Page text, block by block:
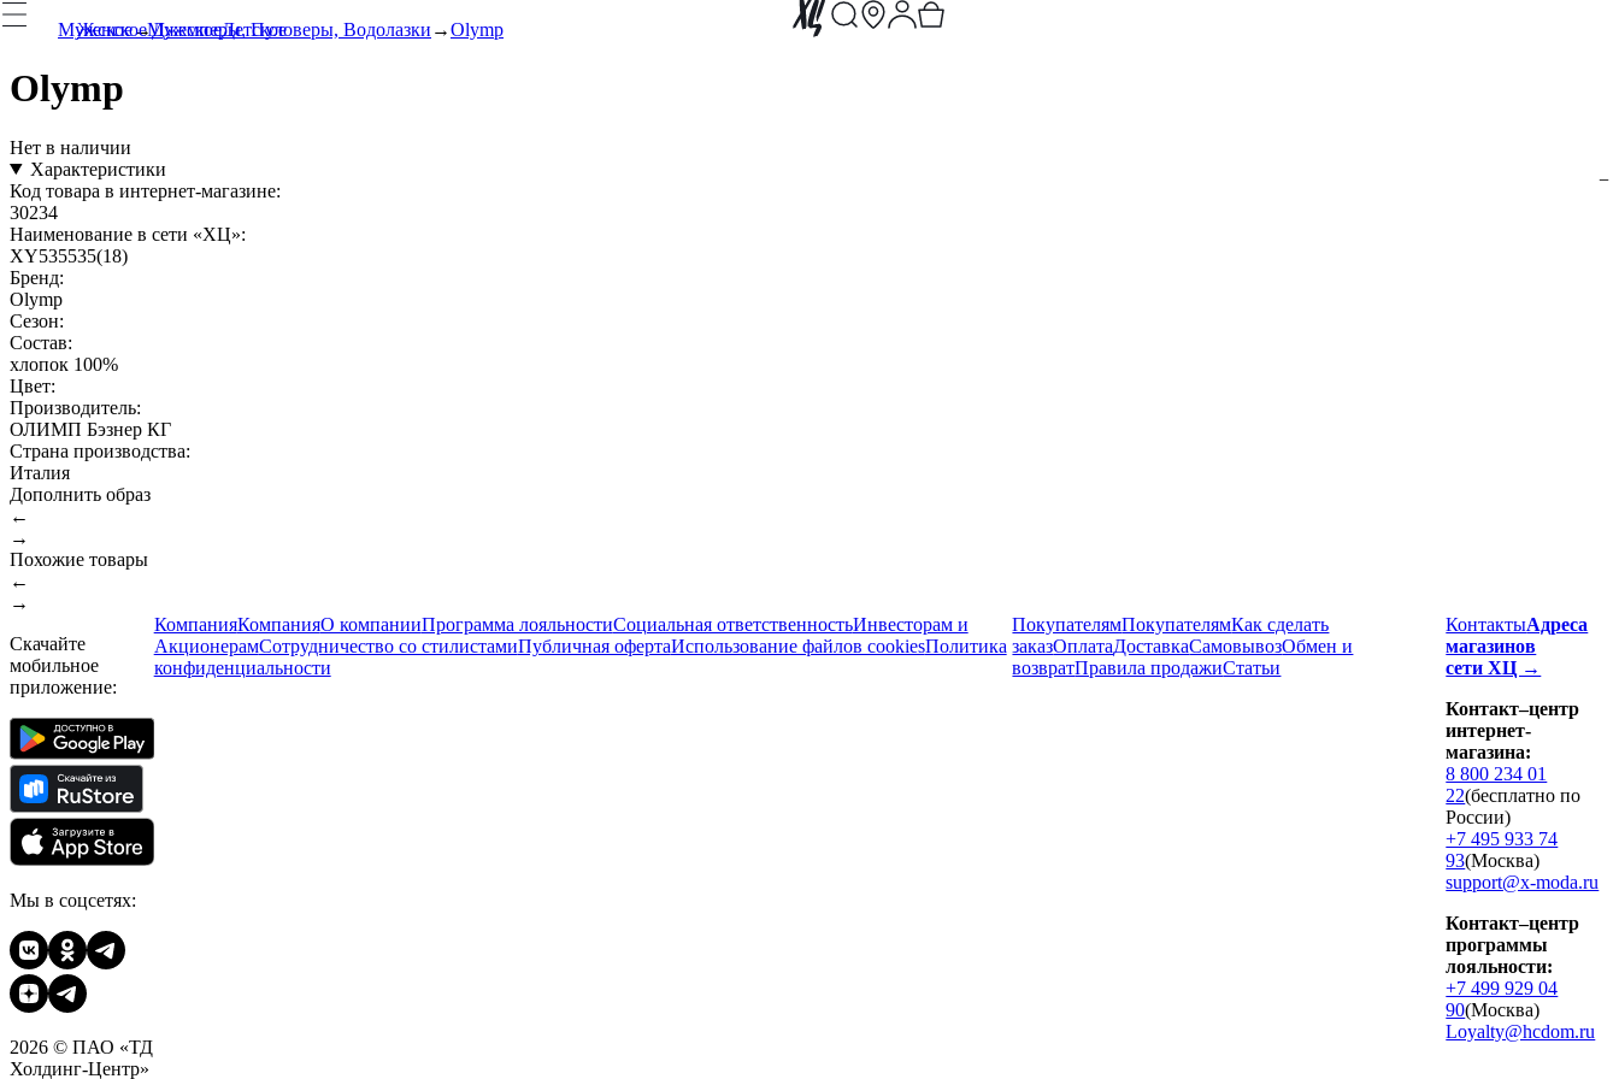
ЖенскоеМужскоеДетское
Мужское Джемперы, Пуловеры, Водолазки Olymp
Olymp
Нет в наличии
Характеристики
Код товара в интернет-магазине:
30234
Наименование в сети «ХЦ»:
XY535535(18)
Бренд:
Olymp
Сезон:
Состав:
хлопок 100%
Цвет:
Производитель:
ОЛИМП Бэзнер КГ
Страна производства:
Италия
Дополнить образ
←
→
Похожие товары
←
→
Скачайте
мобильное
приложение:
Мы в соцсетях:
2026 © ПАО «ТД
Холдинг-Центр»
КомпанияКомпанияО компанииПрограмма лояльностиСоциальная ответственностьИнвесторам и
АкционерамСотрудничество со стилистамиПубличная офертаИспользование файлов cookiesПолитика
конфиденциальности
ПокупателямПокупателямКак сделать
заказОплатаДоставкаCамовывозОбмен и
возвратПравила продажиСтатьи
КонтактыАдреса
магазинов
сети ХЦ →
Контакт–центр
интернет-
магазина:
8 800 234 01
22(бесплатно по
России)
+7 495 933 74
93(Москва)
support@x-moda.ru
Контакт–центр
программы
лояльности:
+7 499 929 04
90(Москва)
Loyalty@hcdom.ru